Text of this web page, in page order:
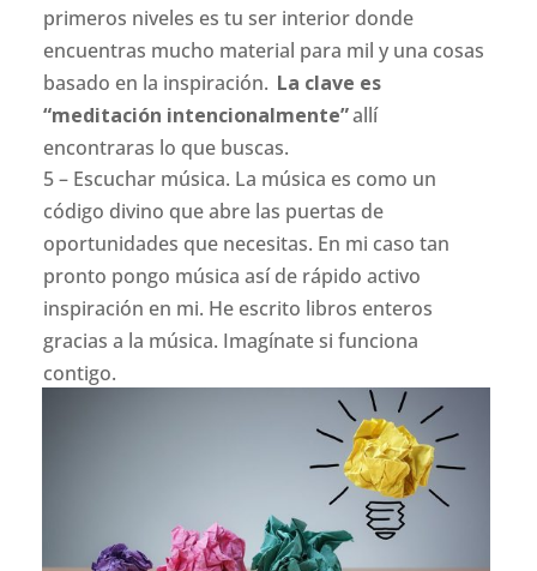
primeros niveles es tu ser interior donde
encuentras mucho material para mil y una cosas
basado en la inspiración. La clave es
“meditación intencionalmente”allí
encontraras lo que buscas.
5 – Escuchar música. La música es como un
código divino que abre las puertas de
oportunidades que necesitas. En mi caso tan
pronto pongo música así de rápido activo
inspiración en mi. He escrito libros enteros
gracias a la música. Imagínate si funciona
contigo.